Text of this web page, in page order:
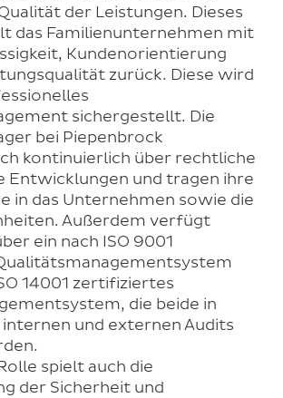
der Leistungen. Dieses
das Familienunternehmen mit
Kundenorientierung
zurück. Diese wird
sichergestellt. Die
bei Piepenbrock
kontinuierlich über rechtliche
Entwicklungen und tragen ihre
in das Unternehmen sowie die
Außerdem verfügt
ein nach ISO 9001
14001 zertifiziertes
die beide in
und externen Audits
spielt auch die
der Sicherheit und